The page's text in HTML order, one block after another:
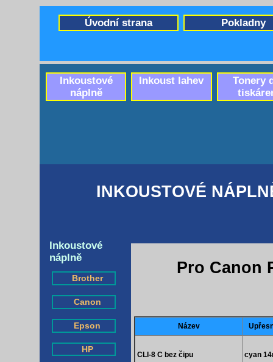
INKOUSTOVÉ
Pro Canon
Inkoustové
náplně
Brother
Canon
Epson
HP
Název
CLI-8 C bez čipu cyan
Pokladny
Úvodní strana
Tonery
Inkoust lahev
Inkoustové
náplně